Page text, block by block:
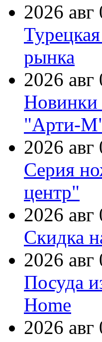
2026 авг
рынка
2026 авг
Новинки
"Арти-
2026 авг
Серия
центр"
2026 авг
Скидка
2026 авг
Посуда
Home
2026 авг